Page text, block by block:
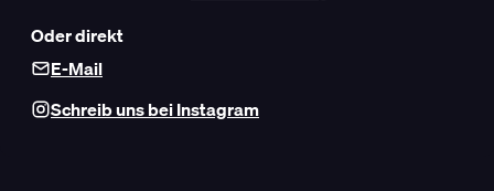
Oder direkt
E-Mail
Schreib uns bei Instagram